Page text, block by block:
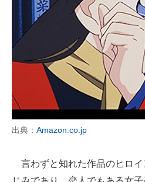
出典： Amazon.co.jp
言わずと知れた作品のヒロイ